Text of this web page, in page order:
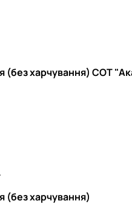
(без харчування) СОТ
(без харчування)